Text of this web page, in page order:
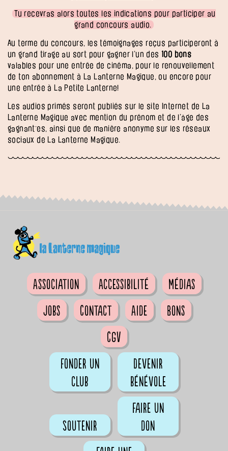
Tu recevras alors toutes les indications pour participer au
grand concours audio.
Au terme du concours, les témoignages reçus participeront à
un grand tirage au sort pour gagner l’un des 100 bons
valables pour une entrée de cinéma, pour le renouvellement
de ton abonnement à La Lanterne Magique, ou encore pour
une entrée à La Petite Lanterne!
Les audios primés seront publiés sur le site Internet de La
Lanterne Magique avec mention du prénom et de l’âge des
gagnant·es, ainsi que de manière anonyme sur les réseaux
sociaux de La Lanterne Magique.
Association Accessibilité
Médias
Jobs
Contact Aide
Bons
CGV
Fonder un
club
Devenir
bénévole
Soutenir
Faire un
don